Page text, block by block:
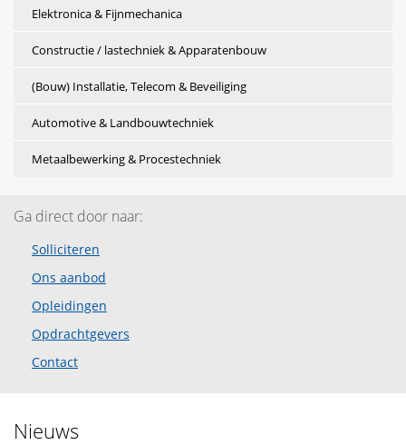
Elektronica & Fijnmechanica
Constructie / lastechniek & Apparatenbouw
(Bouw) Installatie, Telecom & Beveiliging
Automotive & Landbouwtechniek
Metaalbewerking & Procestechniek
Ga direct door naar:
Solliciteren
Ons aanbod
Opleidingen
Opdrachtgevers
Contact
Nieuws